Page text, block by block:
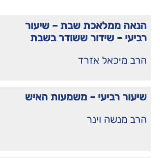
הנאה ממלאכת שבת – שיעור
רביעי – שידור ששודר בשבת
הרב מיכאל אזרד
שיעור רביעי – משמעות האיש
הרב מנשה וינר